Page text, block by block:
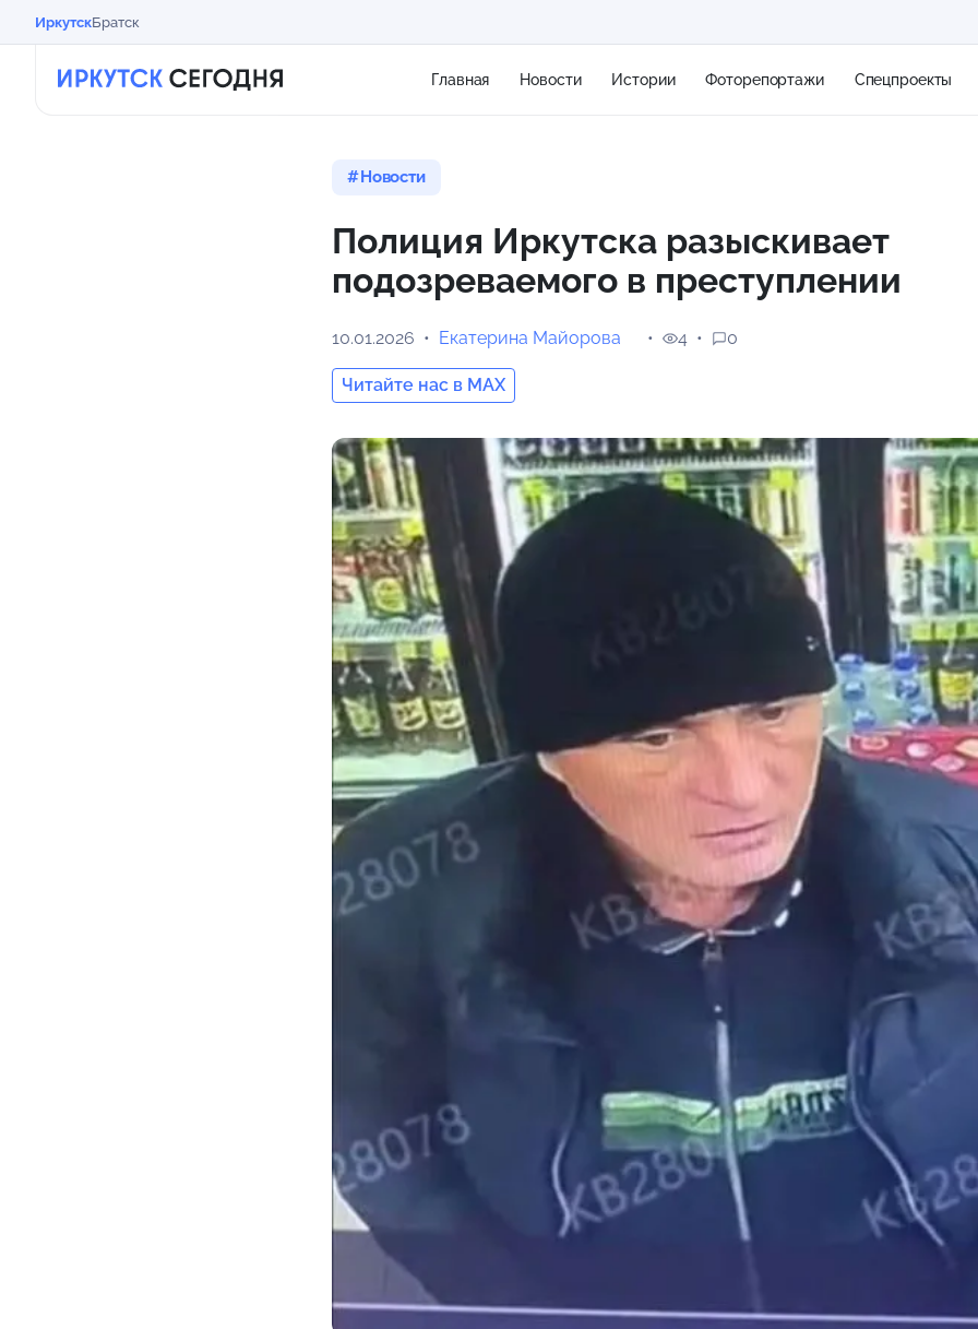
ИркутскБратск
Главная Новости Истории Фоторепортажи Спецпроекты
11 м/с
Новости
Полиция Иркутска разыскивает
подозреваемого в преступлении
10.01.2026 Екатерина Майорова
Читайте нас в MAX
4 0